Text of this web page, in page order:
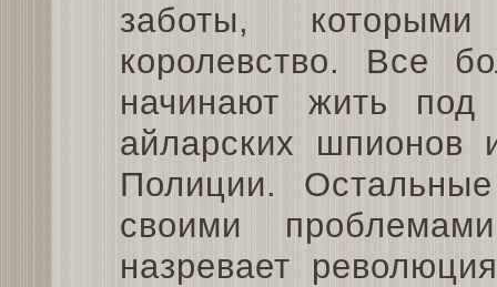
заботы,
королевство. Все
начинают жить под
айларских шпионов
Полиции.
своими
назревает